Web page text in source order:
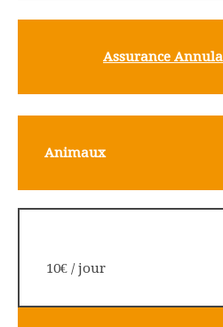
Assurance
Animaux
10€ / jour